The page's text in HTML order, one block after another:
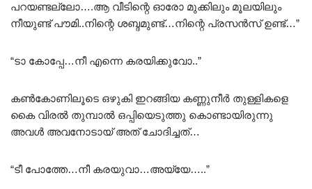
പറയണ്ടല്ലോ….ആ വീടിന്റെ ഓരോ മുക്കിലും മൂലയിലും
നീയുണ്ട് പൗമി..നിന്റെ ശബ്ദമുണ്ട്…നിന്റെ പ്രസൻസ് ഉണ്ട്…”
“ടാ കോപ്പേ…നീ എന്നെ കരയിക്കുവോ..”
കൺകോണിലൂടെ ഒഴുകി ഇറങ്ങിയ കണ്ണുനീർ തുള്ളികളെ
കൈ വിരൽ തുമ്പാൽ ഒപ്പിയെടുത്തു കൊണ്ടായിരുന്നു
അവൾ അവനോടായ് അത് ചോദിച്ചത്…
“ടീ പോത്തേ…നീ കരയുവാ…അയ്യേ…..”